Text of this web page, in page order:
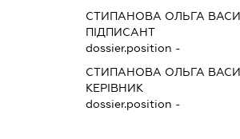
СТИПАНОВА ОЛЬГА
ПІДПИСАНТ
dossier.position -
СТИПАНОВА ОЛЬГА
КЕРІВНИК
dossier.position -